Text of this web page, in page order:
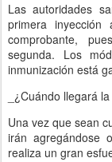
Las autoridades
primera
comprobante,
segunda. Los
inmunización está
_¿Cuándo llegará
Una vez que sean
irán agregándose
realiza un gran